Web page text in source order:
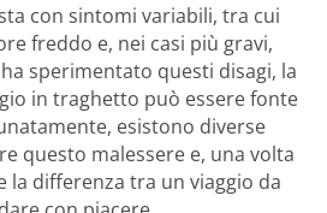
con sintomi variabili, tra cui
freddo e, nei casi più gravi,
sperimentato questi disagi, la
in traghetto può essere fonte
esistono diverse
questo malessere e, una volta
la differenza tra un viaggio da